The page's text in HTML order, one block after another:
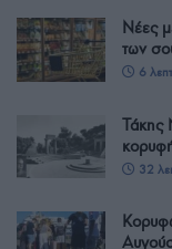
Νέες
των
6
Τάκης
32